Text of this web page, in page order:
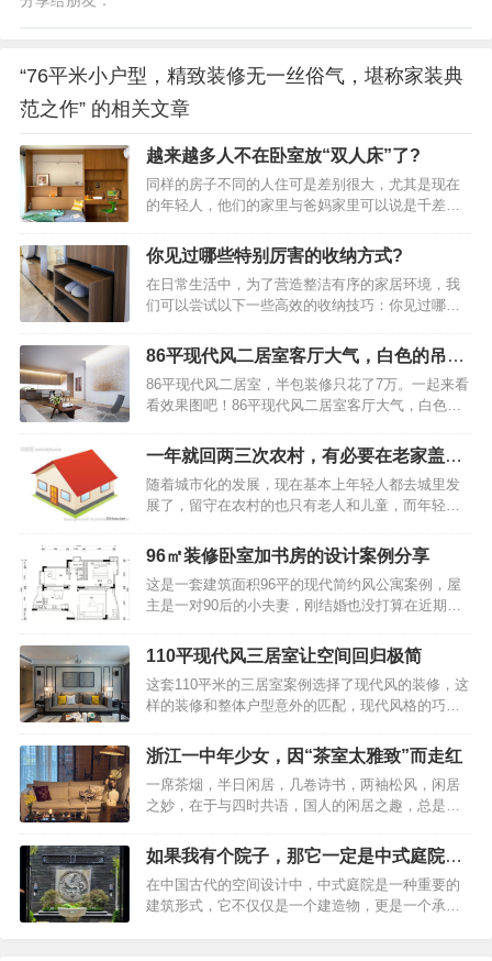
“76平米小户型，精致装修无一丝俗气，堪称家装典
范之作” 的相关文章
越来越多人不在卧室放“双人床”了?
同样的房子不同的人住可是差别很大，尤其是现在
的年轻人，他们的家里与爸妈家里可以说是千差万
活态度上和对家具的选择上。就比如同样是睡觉的
卧室，爸妈他们对卧室的理解是：无论哪个卧室，
都必须要有一个双人床和一个标准的衣柜，不然能
叫卧室？越来越多人不在卧室放“双人床”了？学学广
东人的做法，美观实用年轻人则不同，他们认为卧
室虽然是用来睡觉的，但不能只用来睡觉，能融入
都使用千篇一律的双人床，只要能躺下睡个好觉，
就是好床，就…
你见过哪些特别厉害的收纳方式?
在日常生活中，为了营造整洁有序的家居环境，我
们可以尝试以下一些高效的收纳技巧：你见过哪些
洁，建议安装一个顶天立地的鞋柜，这样可以将换
季鞋子和当季常穿的鞋子有序地分开存放。你见过
哪些特别厉害的收纳方式？飘窗利用如果你家拥有
飘窗，不妨将其改造成一个实用的收纳柜或书桌，
既能节省空间，又能增添家居的功能性。你见过哪
些特别厉害的收纳方式？客厅收纳在客厅中放置一
让家居摆放显得更加丰富多彩。你见过哪些特别厉
害的收纳方式？垂直…
86平现代风二居室客厅大气，白色的吊顶
展现出十足的禅意
86平现代风二居室，半包装修只花了7万。一起来看
看效果图吧！86平现代风二居室客厅大气，白色的
立面,跳跃明快的色彩。86平现代风二居室客厅大
气，白色的吊顶展现出十足的禅意客厅整体采用白
色为主，显得干净整洁，白色沙发上的各式各样的
抱枕、非常的有活力。86平现代风二居室客厅大
气，白色的吊顶展现出十足的禅意客厅给人一种强
大的气场，白色的吊顶展现出十足的禅意。让一切
代风二居室客厅大气，白色的吊顶展现出十足的禅
意客…
一年就回两三次农村，有必要在老家盖新
房子吗
随着城市化的发展，现在基本上年轻人都去城里发
展了，留守在农村的也只有老人和儿童，而年轻人
房，依旧想回农村老家建房，这又是为什么呢？不
少人表示城市的日渐高涨的房价，让他们无法承
受，在农村老家，最不济还有一块地，或建房或种
地或发展副业，心里总安定些。有人说，那是为了
面子。在外边不管赚了多少钱，还是身家千万，但
村里人都不知道。但是在老家建一栋上档次的别
为了老人。毕竟父母在老家呆了大半辈子，在城里
又过不习惯。老人家安…
96㎡装修卧室加书房的设计案例分享
这是一套建筑面积96平的现代简约风公寓案例，屋
主是一对90后的小夫妻，刚结婚也没打算在近期要
个家以现代大方的实用设计理念，来营造出一个简
洁而又舒适的生活空间。下面就一起来看看吧~96㎡
装修案例分享，卧室加书房的设计，舒适且温馨！
平面布置图96㎡装修案例分享，卧室加书房的设
计，舒适且温馨！入户玄关和客厅之间用一个矮柜
作为隔断，整个空间选择铺贴相同的地砖和刷成相
非常舒适。96㎡装修案例分享，卧室加书房的设
计，舒适…
110平现代风三居室让空间回归极简
这套110平米的三居室案例选择了现代风的装修，这
样的装修和整体户型意外的匹配，现代风格的巧妙
只花费了9万，可谓物美价廉了。110平现代风三居
室让空间回归极简, 餐厅充满原始自然的味道让空间
回归极简，就要抛开一切冗余的元素，只以简单的
线条彰显优雅格调，注重一线，一点，一面及其细
节处理，再搭配品位高级的功能性家具，呈现一种
感官上的简洁。110平现代风三居室让空间回归极
意不要装修得太繁杂，尤其是不要放太多的东西…
浙江一中年少女，因“茶室太雅致”而走红
一席茶烟，半日闲居，几卷诗书，两袖松风，闲居
之妙，在于与四时共语，国人的闲居之趣，总是藏
华，世人总道浮生若梦，终究不如半日闲居，让时
光落地生根，让性灵归于澄明。浙江一中年少女，
因“茶室太雅致”而走红，网友：一看就不是摆拍例
如，本期要分享的案例，是博主@Q小姐姐 的家，
如果我有个院子，那它一定是中式庭院的
模样
在中国古代的空间设计中，中式庭院是一种重要的
建筑形式，它不仅仅是一个建造物，更是一个承载